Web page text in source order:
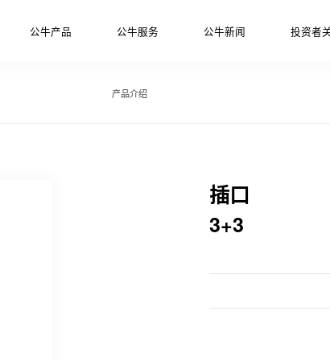
公牛产品 公牛服务 公牛新闻 投资者
产品介绍
插口
3+3